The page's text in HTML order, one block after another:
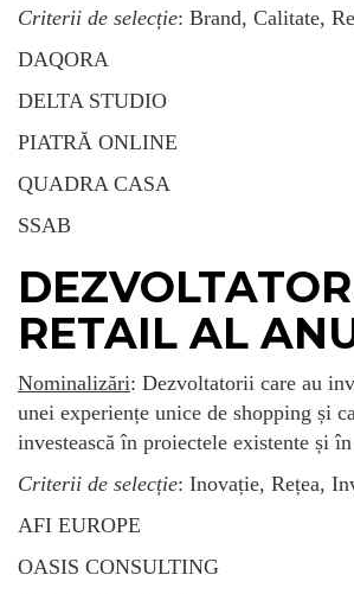
Criterii de selecție: Brand, Calitate,
DAQORA
DELTA STUDIO
PIATRĂ ONLINE
QUADRA CASA
SSAB
RETAIL AL
Nominalizări: Dezvoltatorii care au
unei experiențe unice de shopping și
investească în proiectele existente și
Criterii de selecție: Inovație, Rețea,
AFI EUROPE
OASIS CONSULTING